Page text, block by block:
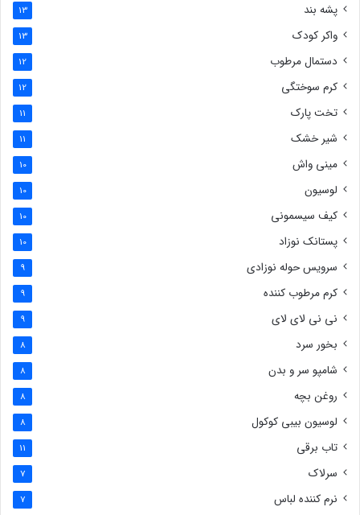
پشه بند 13
واکر کودک 13
دستمال مرطوب 12
کرم سوختگی 12
تخت پارک 11
شیر خشک 11
مینی واش 10
لوسیون 10
کیف سیسمونی 10
پستانک نوزاد 10
سرویس حوله نوزادی 9
کرم مرطوب کننده 9
نی نی لای لای 9
بخور سرد 8
شامپو سر و بدن 8
روغن بچه 8
لوسیون بیبی کوکول 8
تاب برقی 11
سرلاک 7
نرم کننده لباس 7